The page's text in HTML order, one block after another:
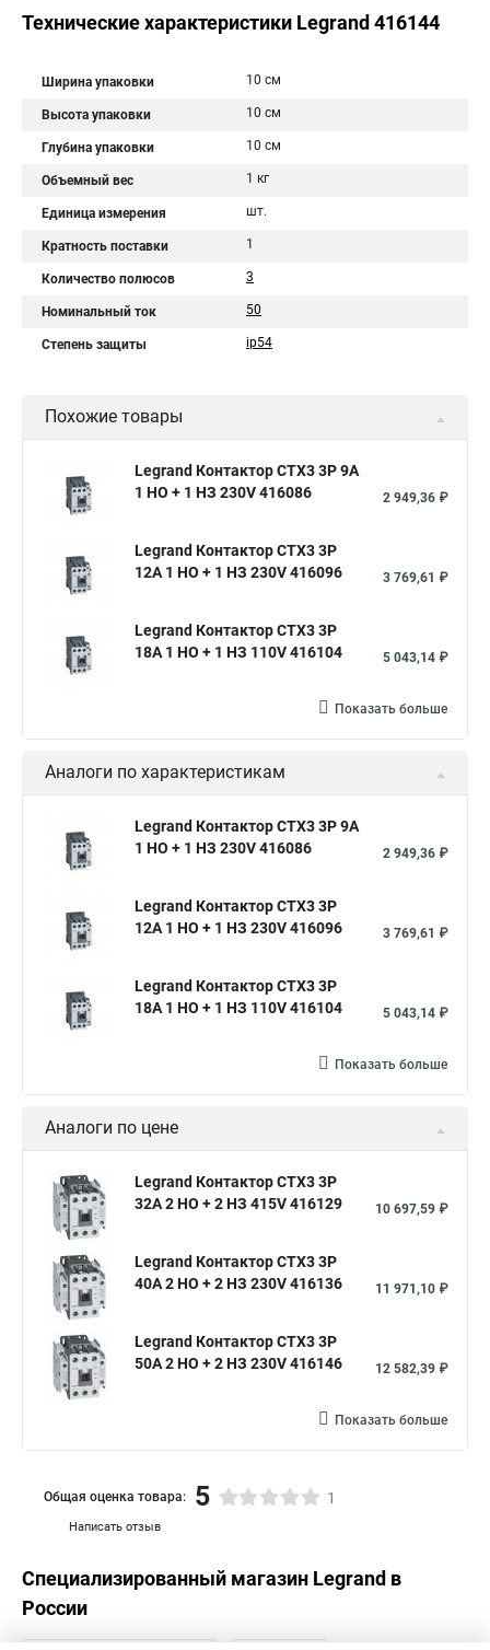
Технические характеристики Legrand 416144
Ширина упаковки 10 см
Высота упаковки 10 см
Глубина упаковки 10 см
Объемный вес 1 кг
Единица измерения шт.
Кратность поставки 1
Количество полюсов 3
Номинальный ток 50
Степень защиты ip54
Похожие товары
Legrand Контактор CTX3 3P 9A
1 НО + 1 НЗ 230V 416086
2 949,36 ₽
Legrand Контактор CTX3 3P
12A 1 НО + 1 НЗ 230V 416096
3 769,61 ₽
Legrand Контактор CTX3 3P
18A 1 НО + 1 НЗ 110V 416104
5 043,14 ₽
Показать больше
Аналоги по характеристикам
Legrand Контактор CTX3 3P 9A
1 НО + 1 НЗ 230V 416086
2 949,36 ₽
Legrand Контактор CTX3 3P
12A 1 НО + 1 НЗ 230V 416096
3 769,61 ₽
Legrand Контактор CTX3 3P
18A 1 НО + 1 НЗ 110V 416104
5 043,14 ₽
Показать больше
Аналоги по цене
Legrand Контактор CTX3 3P
32A 2 НО + 2 НЗ 415V 416129
10 697,59 ₽
Legrand Контактор CTX3 3P
40A 2 НО + 2 НЗ 230V 416136
11 971,10 ₽
Legrand Контактор CTX3 3P
50A 2 НО + 2 НЗ 230V 416146
12 582,39 ₽
Показать больше
Написать отзыв
Общая оценка товара: 5 1
Специализированный магазин Legrand в
России